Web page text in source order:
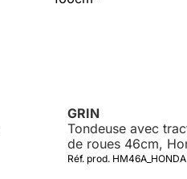
GRIN
Tondeuse avec
de roues 46cm,
GCV170 4 temps
Réf. prod. HM46A_HONDA